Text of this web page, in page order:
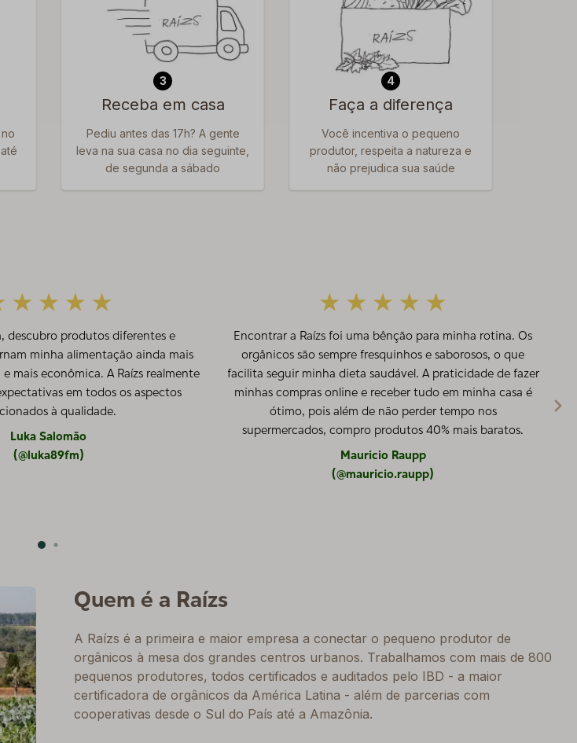
3
Receba em casa
Pediu antes das 17h? A gente
leva na sua casa no dia seguinte,
de segunda a sábado
4
Faça a diferença
Você incentiva o pequeno
produtor, respeita a natureza e
não prejudica sua saúde
descubro produtos diferentes e
minha alimentação ainda mais
mais econômica. A Raízs realmente
em todos os aspectos
à qualidade.
Luka Salomão
(@luka89fm)
Encontrar a Raízs foi uma bênção para minha rotina. Os
orgânicos são sempre fresquinhos e saborosos, o que
facilita seguir minha dieta saudável. A praticidade de fazer
minhas compras online e receber tudo em minha casa é
ótimo, pois além de não perder tempo nos
supermercados, compro produtos 40% mais baratos.
Mauricio Raupp
(@mauricio.raupp)
Quem é a Raízs
A Raízs é a primeira e maior empresa a conectar o pequeno produtor de
orgânicos à mesa dos grandes centros urbanos. Trabalhamos com mais de 800
pequenos produtores, todos certificados e auditados pelo IBD - a maior
certificadora de orgânicos da América Latina - além de parcerias com
cooperativas desde o Sul do País até a Amazônia.